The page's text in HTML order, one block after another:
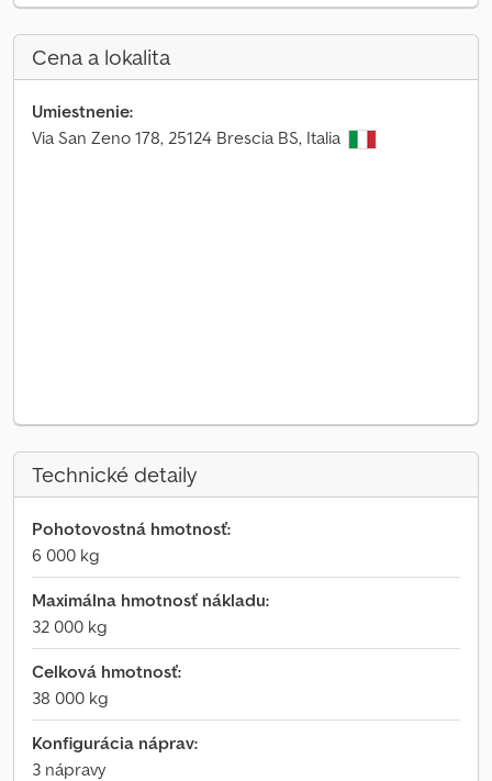
Cena a lokalita
Umiestnenie:
Via San Zeno 178, 25124 Brescia BS, Italia
Technické detaily
Pohotovostná hmotnosť:
6 000 kg
Maximálna hmotnosť nákladu:
32 000 kg
Celková hmotnosť:
38 000 kg
Konfigurácia náprav:
3 nápravy